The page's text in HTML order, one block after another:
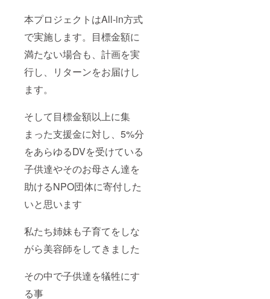
本プロジェクトはAll-in方式
で実施します。目標金額に
満たない場合も、計画を実
行し、リターンをお届けし
ます。
そして目標金額以上に集
まった支援金に対し、5%分
をあらゆるDVを受けている
子供達やそのお母さん達を
助けるNPO団体に寄付した
いと思います
私たち姉妹も子育てをしな
がら美容師をしてきました
その中で子供達を犠牲にす
る事